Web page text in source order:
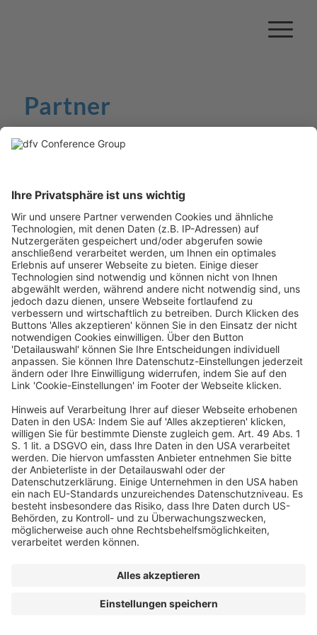
Partner
Getty Images
© planung&analyse Insights
FAQ
Kontakt AGB Datenschutzerklärung
Cookie-Einstellungen Impressum